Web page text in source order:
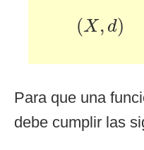
(X, d)
(X, d)
Para que una
debe cumplir las